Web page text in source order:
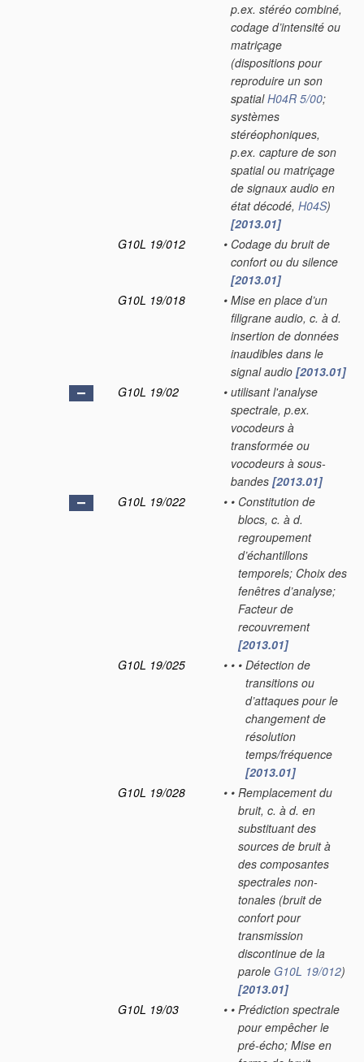
p.ex. stéréo combiné,
codage d’intensité ou
matriçage
(dispositions pour
reproduire un son
spatialH04R 5/00;
systèmes
stéréophoniques,
p.ex. capture de son
spatial ou matriçage
de signaux audio en
état décodé, H04S)
[2013.01]
G10L 19/012
• Codage du bruit de
confort ou du silence
[2013.01]
G10L 19/018
• Mise en place d’un
filigrane audio, c. à d.
insertion de données
inaudibles dans le
signal audio [2013.01]
G10L 19/02
• utilisant l'analyse
spectrale, p.ex.
vocodeurs à
transformée ou
vocodeurs à sous-
bandes [2013.01]
G10L 19/022
• • Constitution de
blocs, c. à d.
regroupement
d’échantillons
temporels; Choix des
fenêtres d’analyse;
Facteur de
recouvrement
[2013.01]
G10L 19/025
• • • Détection de
transitions ou
d’attaques pour le
changement de
résolution
temps/fréquence
[2013.01]
G10L 19/028
• • Remplacement du
bruit, c. à d. en
substituant des
sources de bruit à
des composantes
spectrales non-
tonales (bruit de
confort pour
transmission
discontinue de la
parole G10L 19/012)
[2013.01]
G10L 19/03
• • Prédiction spectrale
pour empêcher le
pré-écho; Mise en